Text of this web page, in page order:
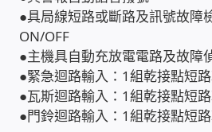
網路規劃架設
OpenMediaVault OMV
NAS到府安裝服務
●具局線短路或斷路及訊號故障
ON/OFF
●主機具自動充放電電路及故障
●緊急迴路輸入：1組乾接點短
●瓦斯迴路輸入：1組乾接點短
●門鈴迴路輸入：1組乾接點短